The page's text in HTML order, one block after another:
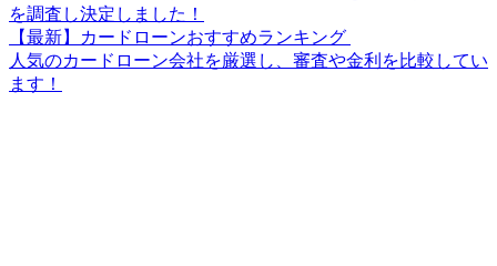
を調査し決定しました！
【最新】カードローンおすすめランキング
人気のカードローン会社を厳選し、審査や金利を比較してい
ます！